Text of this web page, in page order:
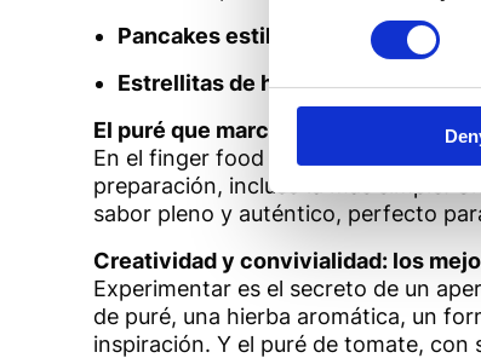
Pancakes estilo pizzaiola
: una
Estrellitas de hojaldre sabor pizza
El puré que marca la diferencia
En el finger food cada detalle
preparación, incluso la más simple.
sabor pleno y auténtico, perfecto
Creatividad y convivialidad: los
Experimentar es el secreto de un
de puré, una hierba aromática, un
inspiración. Y el puré de tomate,